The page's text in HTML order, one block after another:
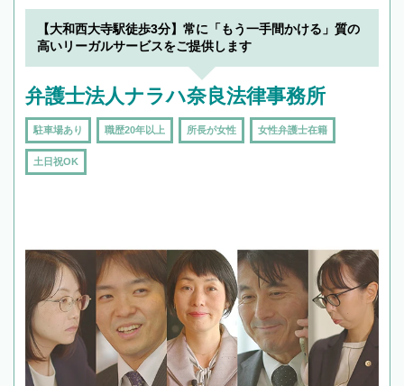
【大和西大寺駅徒歩3分】常に「もう一手間かける」質の
高いリーガルサービスをご提供します
弁護士法人ナラハ奈良法律事務所
駐車場あり 職歴20年以上 所長が女性 女性弁護士在籍
土日祝OK